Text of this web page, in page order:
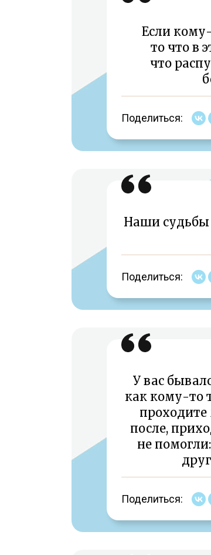
Если
то что в
что
Поделиться:
Наши судьбы
Поделиться:
У вас
как кому-то
после,
не
Поделиться: